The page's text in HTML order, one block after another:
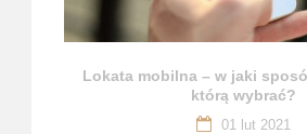
Lokata mobilna – w jaki
którą wybrać?
01 lut 2021